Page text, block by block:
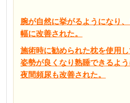
腕が自然に挙がるようになり
幅に改善された。
施術時に勧められた枕を使用
姿勢が良くなり熟睡できるよう
夜間頻尿も改善された。